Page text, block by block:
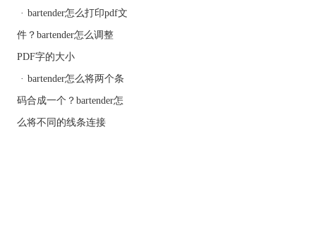
想要了解更多关于
· bartender怎么打印pdf文
件？bartender怎么调整
PDF字的大小
· bartender怎么将两个条
码合成一个？bartender怎
么将不同的线条连接